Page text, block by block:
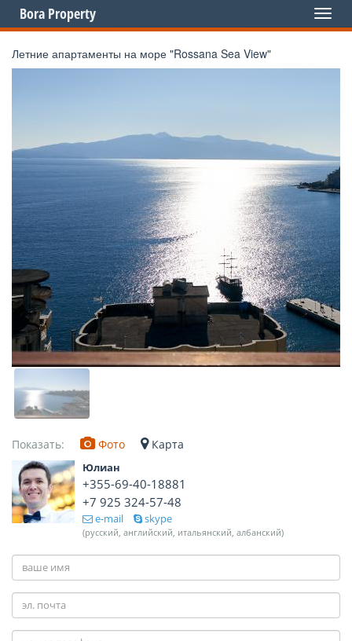
Toggle
Bora Property
Летние апартаменты на море "Rossana Sea View"
Показать: Фото Карта
Юлиан
+355-69-40-18881
+7 925 324-57-48
e-mail skype
(русский, английский, итальянский, албанский)